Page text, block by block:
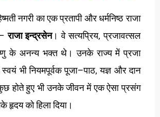
नगरी का एक प्रतापी और धर्मनिष्ठ राजा
राजा इन्द्रसेन। वे सत्यप्रिय,प्रजावत्सल
के अनन्य भक्त थे। उनके राज्य में प्रजा
स्वयं भी नियमपूर्वक पूजा–पाठ,यज्ञ और दान
होते हुए भी उनके जीवन में एक ऐसा प्रसंग
हृदय को हिला दिया।